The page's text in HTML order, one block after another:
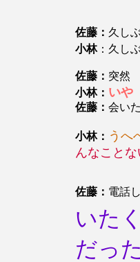
佐藤： 久し
小林：久し
佐藤： 突然
小林： いや
佐藤： 会い
小林： うへ
んなことな
佐藤： 電話
いた
だっ